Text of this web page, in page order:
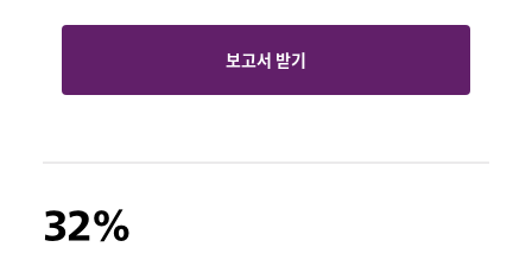
보고서 받기
32%